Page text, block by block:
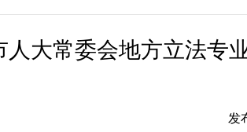
人大常委会地方立法专
发